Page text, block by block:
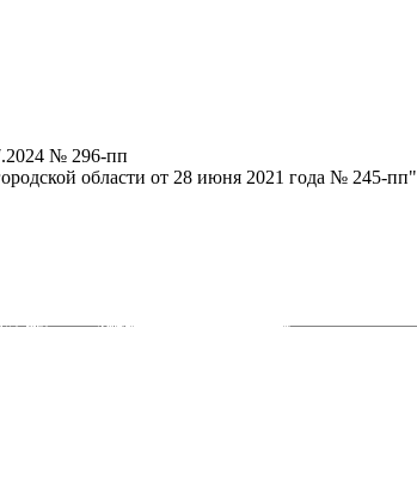
№ 296-пп
области от 28 июня 2021 года № 245-пп"